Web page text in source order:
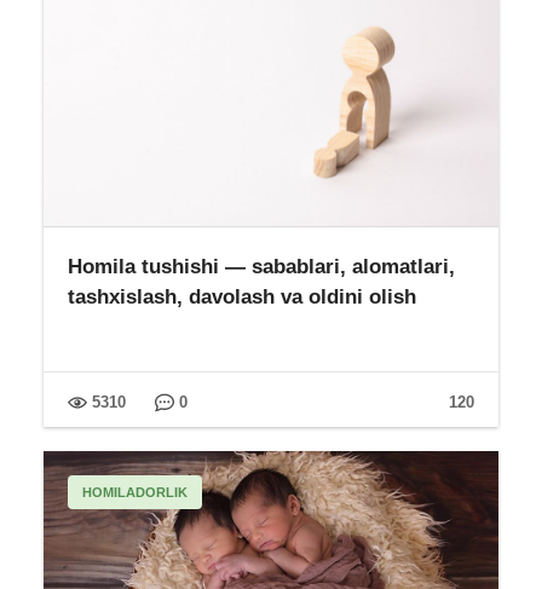
Homila tushishi — sabablari, alomatlari,
tashxislash, davolash va oldini olish
120
5310 0
HOMILADORLIK